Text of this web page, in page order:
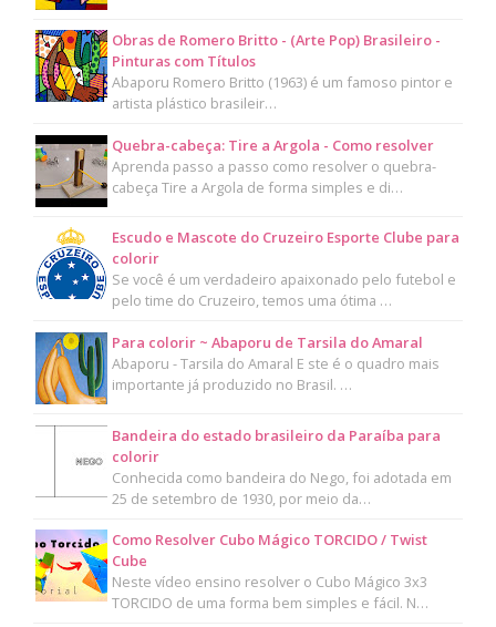
Obras de Romero Britto - (Arte Pop) Brasileiro -
Pinturas com Títulos
Abaporu Romero Britto (1963) é um famoso pintor e
artista plástico brasileir…
Quebra-cabeça: Tire a Argola - Como resolver
Aprenda passo a passo como resolver o quebra-
cabeça Tire a Argola de forma simples e di…
Escudo e Mascote do Cruzeiro Esporte Clube para
colorir
Se você é um verdadeiro apaixonado pelo futebol e
pelo time do Cruzeiro, temos uma ótima …
Para colorir ~ Abaporu de Tarsila do Amaral
Abaporu - Tarsila do Amaral E ste é o quadro mais
importante já produzido no Brasil. …
Bandeira do estado brasileiro da Paraíba para
colorir
Conhecida como bandeira do Nego, foi adotada em
25 de setembro de 1930, por meio da…
Como Resolver Cubo Mágico TORCIDO / Twist
Cube
Neste vídeo ensino resolver o Cubo Mágico 3x3
TORCIDO de uma forma bem simples e fácil. N…